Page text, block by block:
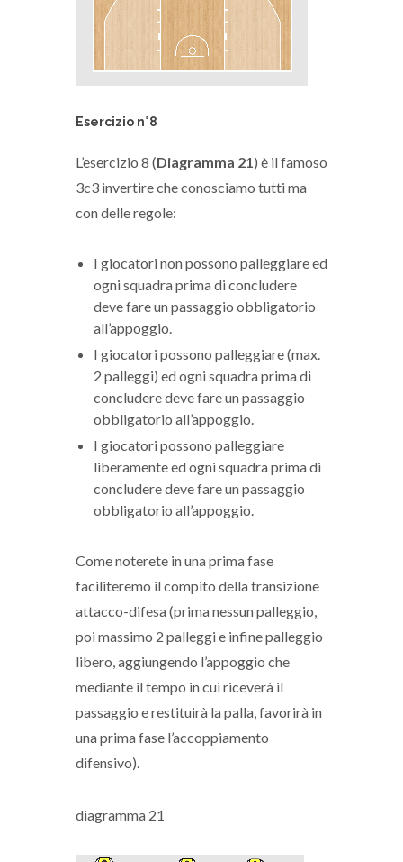
Esercizio n°8
L’esercizio 8 (Diagramma 21) è il famoso
3c3 invertire che conosciamo tutti ma
con delle regole:
I giocatori non possono palleggiare ed
ogni squadra prima di concludere
deve fare un passaggio obbligatorio
all’appoggio.
I giocatori possono palleggiare (max.
2 palleggi) ed ogni squadra prima di
concludere deve fare un passaggio
obbligatorio all’appoggio.
I giocatori possono palleggiare
liberamente ed ogni squadra prima di
concludere deve fare un passaggio
obbligatorio all’appoggio.
Come noterete in una prima fase
faciliteremo il compito della transizione
attacco-difesa (prima nessun palleggio,
poi massimo 2 palleggi e infine palleggio
libero, aggiungendo l’appoggio che
mediante il tempo in cui riceverà il
passaggio e restituirà la palla, favorirà in
una prima fase l’accoppiamento
difensivo).
diagramma 21